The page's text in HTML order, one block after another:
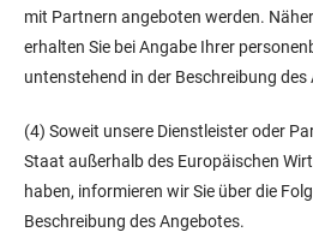
mit Partnern angeboten werden.
erhalten Sie bei Angabe Ihrer
untenstehend in der Beschreibung des
(4) Soweit unsere Dienstleister oder
Staat außerhalb des Europäischen
haben, informieren wir Sie über die
Beschreibung des Angebotes.